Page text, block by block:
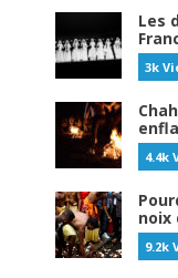
Les
3k
4.4k
noix
9.2k